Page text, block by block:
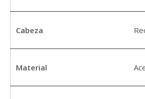
Cabeza
Material